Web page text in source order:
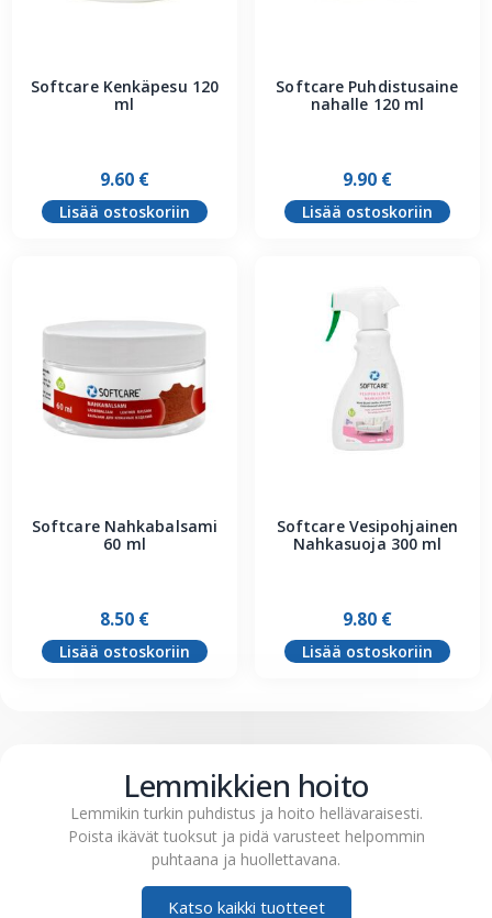
Softcare Kenkäpesu 120
ml
9.60 €
Lisää ostoskoriin
Softcare Puhdistusaine
nahalle 120 ml
9.90 €
Lisää ostoskoriin
Softcare Nahkabalsami
60 ml
8.50 €
Lisää ostoskoriin
Softcare Vesipohjainen
Nahkasuoja 300 ml
9.80 €
Lisää ostoskoriin
Lemmikkien hoito
Lemmikin turkin puhdistus ja hoito hellävaraisesti.
Poista ikävät tuoksut ja pidä varusteet helpommin
puhtaana ja huollettavana.
Katso kaikki tuotteet